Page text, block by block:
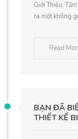
Giới Thiệu:
ra một không
Read
BẠN ĐÃ
THIẾT KẾ